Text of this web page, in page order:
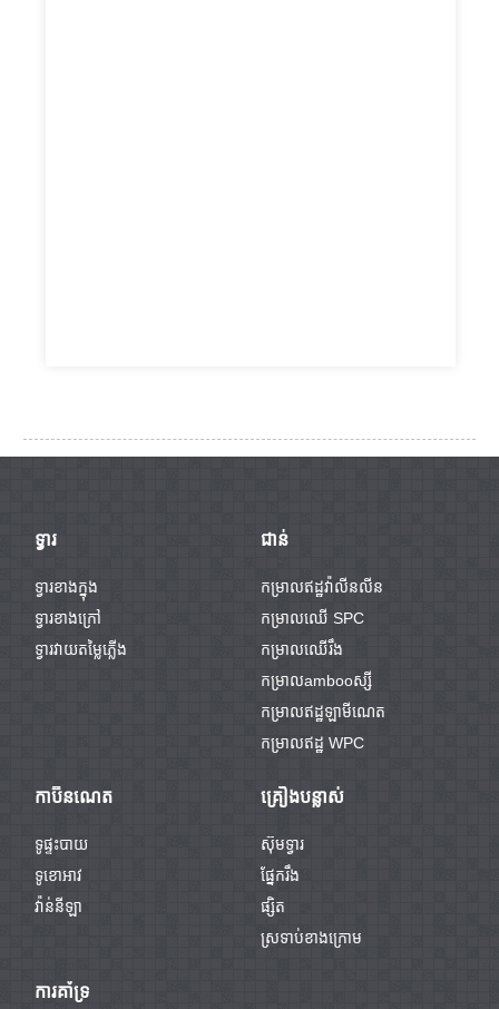
ទ្វារ
ទ្វារខាងក្នុង
ទ្វារខាងក្រៅ
ទ្វារវាយតម្លៃភ្លើង
ជាន់
កម្រាលឥដ្ឋវ៉ាលីនលីន
កម្រាលឈើ SPC
កម្រាលឈើរឹង
កម្រាលambooស្សី
កម្រាលឥដ្ឋឡាមីណេត
កម្រាលឥដ្ឋ WPC
កាប៊ីនណេត
ទូផ្ទះបាយ
ទូខោអាវ
វ៉ាន់នីឡា
គ្រឿងបន្លាស់
ស៊ុមទ្វារ
ផ្នែករឹង
ផ្សិត
ស្រទាប់ខាងក្រោម
ការគាំទ្រ